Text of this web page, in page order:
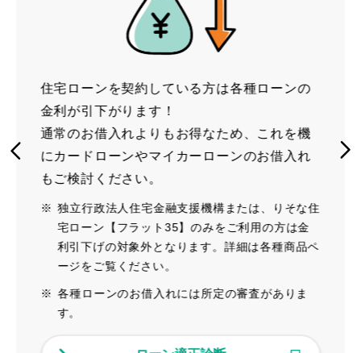
住宅ローンを契約している方は各種ローンの
金利が引下がります！
通常のお借入れよりもお得なため、これを機
にカードローンやマイカーローンのお借入れ
もご検討ください。
※ 独立行政法人住宅金融支援機構または、りそな住
宅ローン【フラット35】のみをご利用の方は金
利引下げの対象外となります。詳細は各種商品ペ
ージをご覧ください。
※ 各種ローンのお借入れには所定の審査がありま
す。